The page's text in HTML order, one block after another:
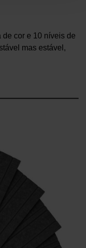
de cor e 10 níveis de
mas estável,